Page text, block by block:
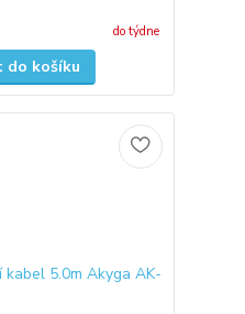
do týdne
do košíku